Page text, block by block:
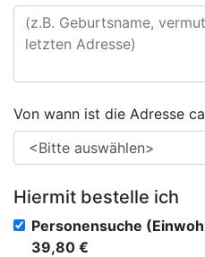
Von wann ist die Adresse
Hiermit bestelle ich
Personensuche
39,80 €